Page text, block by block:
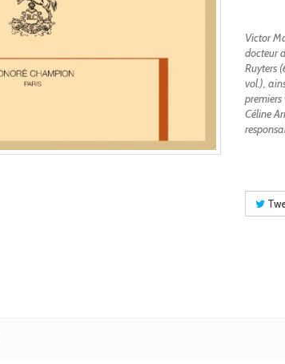
Victor
docteur
Ruyters
vol.),
premiers
Céline